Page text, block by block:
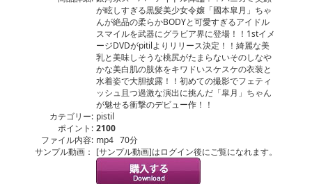
が眩しすぎる黒髪美少女令嬢「國本皐月」ちゃ
んが絶品の柔らかBODYと可愛すぎるアイドル
スマイルを武器にグラビア界に登場！！1stイメ
ージDVDがpitilよりリリース決定！！綺麗な美
乳と美味しそうな桃尻がたまらないそのしなや
かな美白肌の肢体をキワドいスケスケの衣装と
水着姿で大胆披露！！初めての撮影でフェティ
ッシュ且つ過激な演出に挑んだ「皐月」ちゃん
が魅せる衝撃のデビュー作！！
カテゴリー: pistil
ポイント: 2100
ファイル内容: mp4 70分
サンプル動画： [サンプル動画]はログイン後にご覧になれます。